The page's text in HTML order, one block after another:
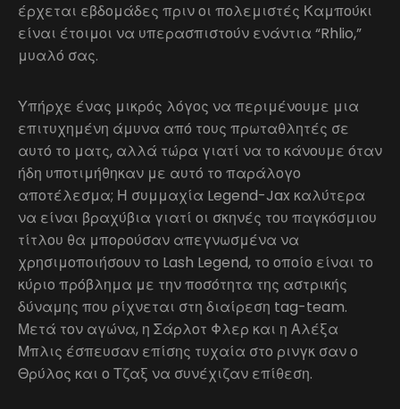
έρχεται εβδομάδες πριν οι πολεμιστές Καμπούκι
είναι έτοιμοι να υπερασπιστούν ενάντια “Rhlio,”
μυαλό σας.
Υπήρχε ένας μικρός λόγος να περιμένουμε μια
επιτυχημένη άμυνα από τους πρωταθλητές σε
αυτό το ματς, αλλά τώρα γιατί να το κάνουμε όταν
ήδη υποτιμήθηκαν με αυτό το παράλογο
αποτέλεσμα; Η συμμαχία Legend-Jax καλύτερα
να είναι βραχύβια γιατί οι σκηνές του παγκόσμιου
τίτλου θα μπορούσαν απεγνωσμένα να
χρησιμοποιήσουν το Lash Legend, το οποίο είναι το
κύριο πρόβλημα με την ποσότητα της αστρικής
δύναμης που ρίχνεται στη διαίρεση tag-team.
Μετά τον αγώνα, η Σάρλοτ Φλερ και η Αλέξα
Μπλις έσπευσαν επίσης τυχαία στο ρινγκ σαν ο
Θρύλος και ο Τζαξ να συνέχιζαν επίθεση.